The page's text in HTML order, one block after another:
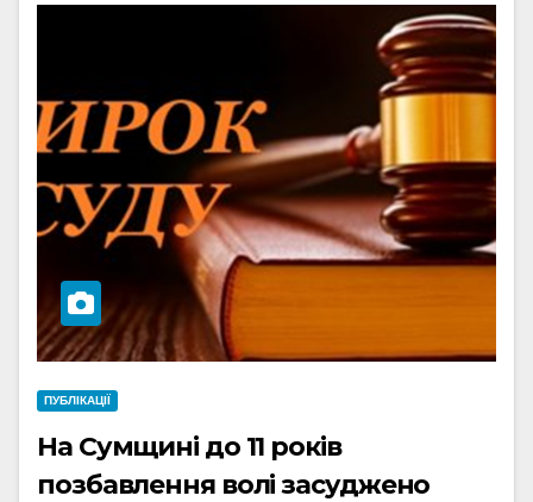
ПУБЛІКАЦІЇ
На Сумщині до 11 років
позбавлення волі засуджено